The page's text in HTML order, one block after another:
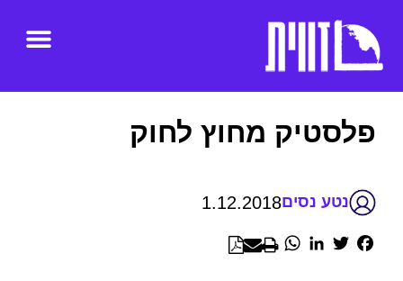
פלסטיק מחוץ לחוק
נטע נסים1.12.2018
Facebook
Twitter
LinkedIn
WhatsApp